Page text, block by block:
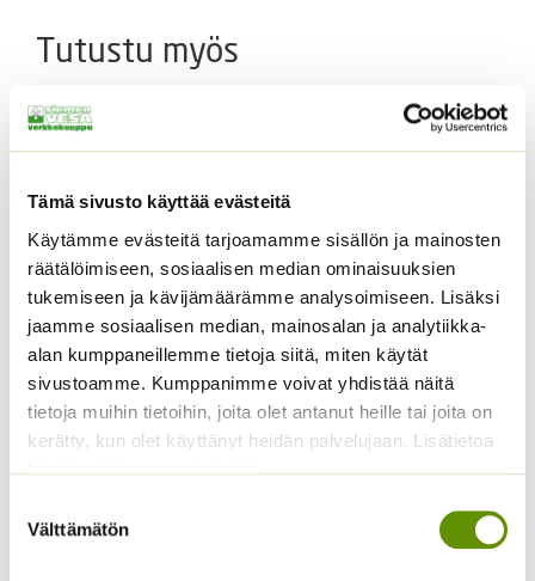
Tämä sivusto käyttää evästeitä
Käytämme evästeitä tarjoamamme sisällön ja mainosten
räätälöimiseen, sosiaalisen median ominaisuuksien
tukemiseen ja kävijämäärämme analysoimiseen. Lisäksi
jaamme sosiaalisen median, mainosalan ja analytiikka-
alan kumppaneillemme tietoja siitä, miten käytät
sivustoamme. Kumppanimme voivat yhdistää näitä
tietoja muihin tietoihin, joita olet antanut heille tai joita on
kerätty, kun olet käyttänyt heidän palvelujaan. Lisätietoa
käyttämistämme evästeistä
valinta
Välttämätön
Tutustu myös
Paprika Californian
Wonder 1 g
3,50 Sisältää arvonlisäveron
Tomaatti Goldene
Königin Sperli
valmispussi
5,50€
Alkuperäinen
4,99€Nykyinen
4,99 €.
Sisältää